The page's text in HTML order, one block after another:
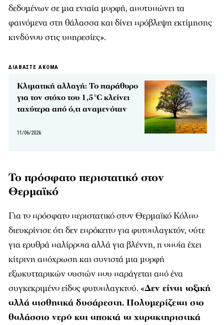
δεδομένων σε μια ενιαία μορφή, αποτυπώνει τα
φαινόμενα στη θάλασσα και δίνει πρόβλεψη εκτίμησης
κινδύνου στις υπηρεσίες».
ΔΙΑΒΑΣΤΕ ΑΚΟΜΑ
Κλιματική αλλαγή: Το παράθυρο
για τον στόχο του 1,5°C κλείνει
ταχύτερα από ό,τι αναμενόταν
11/06/2026
Το πρόσφατο περιστατικό στον
Θερμαϊκό
Για το πρόσφατο περιστατικό στον Θερμαϊκό Κόλπο
διευκρίνισε ότι δεν επρόκειτο για φυτοπλαγκτόν, ούτε
για ερυθρά παλίρροια αλλά για βλέννη, η οποία έχει
κίτρινη απόχρωση και συνιστά μια μορφή
εξωκυτταρικών ουσιών που παράγεται από ένα
συγκεκριμένο είδος φυτοπλαγκτού. «Δεν είναι τοξική
αλλά αισθητικά δυσάρεστη. Πολυμερίζεται στο
θαλάσσιο νερό και αποκτά τα χαρακτηριστικά